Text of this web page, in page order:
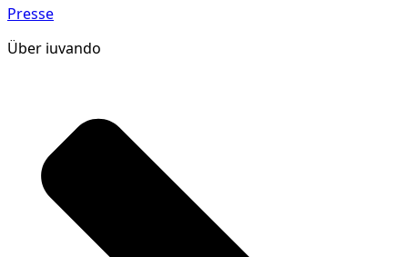
Presse
Über iuvando